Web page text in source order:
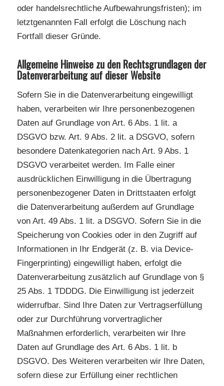
oder handelsrechtliche Aufbewahrungsfristen); im
letztgenannten Fall erfolgt die Löschung nach
Fortfall dieser Gründe.
Allgemeine Hinweise zu den Rechtsgrundlagen der
Datenverarbeitung auf dieser Website
Sofern Sie in die Datenverarbeitung eingewilligt
haben, verarbeiten wir Ihre personenbezogenen
Daten auf Grundlage von Art. 6 Abs. 1 lit. a
DSGVO bzw. Art. 9 Abs. 2 lit. a DSGVO, sofern
besondere Datenkategorien nach Art. 9 Abs. 1
DSGVO verarbeitet werden. Im Falle einer
ausdrücklichen Einwilligung in die Übertragung
personenbezogener Daten in Drittstaaten erfolgt
die Datenverarbeitung außerdem auf Grundlage
von Art. 49 Abs. 1 lit. a DSGVO. Sofern Sie in die
Speicherung von Cookies oder in den Zugriff auf
Informationen in Ihr Endgerät (z. B. via Device-
Fingerprinting) eingewilligt haben, erfolgt die
Datenverarbeitung zusätzlich auf Grundlage von §
25 Abs. 1 TDDDG. Die Einwilligung ist jederzeit
widerrufbar. Sind Ihre Daten zur Vertragserfüllung
oder zur Durchführung vorvertraglicher
Maßnahmen erforderlich, verarbeiten wir Ihre
Daten auf Grundlage des Art. 6 Abs. 1 lit. b
DSGVO. Des Weiteren verarbeiten wir Ihre Daten,
sofern diese zur Erfüllung einer rechtlichen